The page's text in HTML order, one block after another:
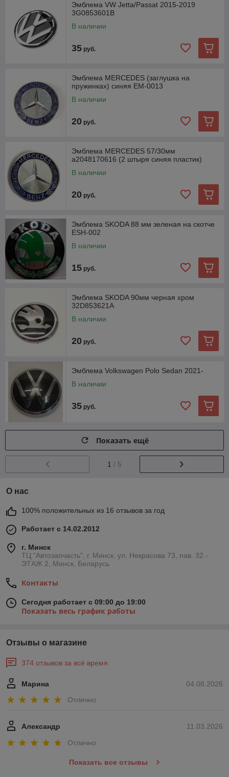
Эмблема VW Jetta/Passat 2015-2019
3G0853601B
В наличии
35 руб.
Эмблема MERCEDES (заглушка на
пружинках) синяя EM-0013
В наличии
20 руб.
Эмблема MERCEDES 57/30мм
a2048170616 (2 штыря синяя пластик)
В наличии
20 руб.
Эмблема SKODA 88 мм зеленая на скотче
ESH-002
В наличии
15 руб.
Эмблема SKODA 90мм черная хром
32D853621A
В наличии
20 руб.
Эмблема Volkswagen Polo Sedan 2021-
В наличии
35 руб.
Показать ещё
1 / 5
О нас
100% положительных из 16 отзывов за год
Работает с 14.02.2012
г. Минск
ТЦ "Автозапчасть", г. Минск, ул. Некрасова 73, пав. 32 -
ЭТАЖ 2, Минск, Беларусь
Контакты
Сегодня работает с 09:00 до 19:00
Показать весь график работы
Отзывы о магазине
374 отзывов за всё время
04.08.2026
Марина
Отлично
11.03.2026
Александр
Отлично
Показать все отзывы